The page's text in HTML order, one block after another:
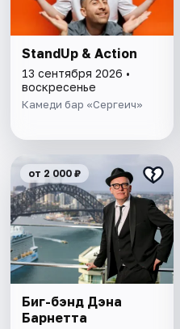
StandUp & Action
13 сентября 2026 •
воскресенье
Камеди бар «Сергеич»
от 2 000 ₽
Биг-бэнд Дэна
Барнетта